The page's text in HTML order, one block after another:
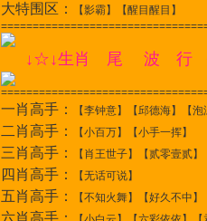
大特围区：
【影霸】【醒目醒目】
↓☆↓生肖 尾 波 行
一肖高手： 【李钟意】【邱德海】【泡
二肖高手： 【小百万】【小手一挥】
三肖高手： 【肖王世子】【贰零壹贰】
四肖高手： 【无话可说】
五肖高手： 【不知火舞】【好久不中
六肖高手：